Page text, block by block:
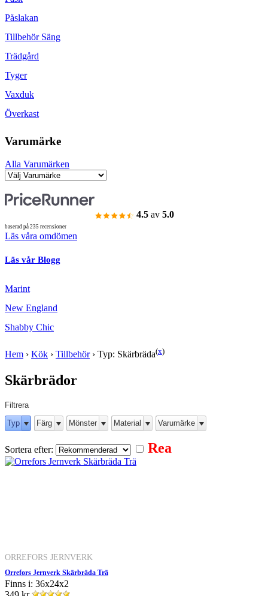
Påslakan
Tillbehör Säng
Trädgård
Tyger
Vaxduk
Överkast
Varumärke
Alla Varumärken
4.5 av 5.0
baserad på 235 recensioner
Läs våra omdömen
Läs vår Blogg
Marint
New England
Shabby Chic
Hem › Kök › Tillbehör› Typ: Skärbräda(x)
Skärbrädor
Filtrera
Typ
Färg Mönster Material Varumärke
Sortera efter: Rea
ORREFORS JERNVERK
Orrefors Jernverk Skärbräda Trä
Finns i: 36x24x2